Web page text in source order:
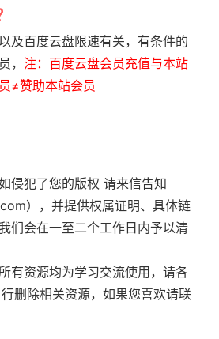
及百度云盘限速有关，有条件的
， 注：百度云盘会员充值与本站
≠赞助本站会员
侵犯了您的版权 请来信告知
），并提供权属证明、具体链
们会在一至二个工作日内予以清
有资源均为学习交流使用，请各
删除相关资源，如果您喜欢请联